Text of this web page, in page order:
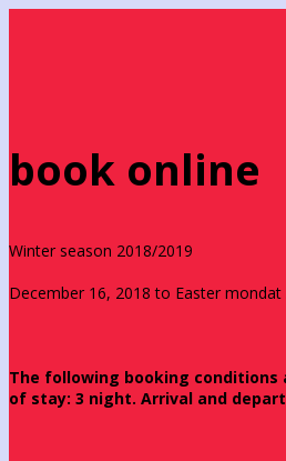
book online
Winter season 2018/2019
December 16, 2018 to Easter mondat
The following booking conditions
of stay: 3 night. Arrival and